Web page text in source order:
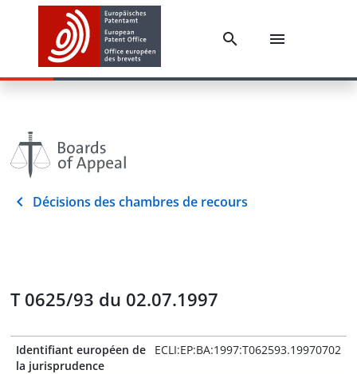
Décisions des chambres de recours
T 0625/93 du 02.07.1997
Identifiant européen de
la jurisprudence
ECLI:EP:BA:1997:T062593.19970702